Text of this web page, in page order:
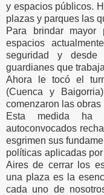
y espacios públicos.
plazas y parques las
Para brindar
espacios
seguridad y
guardianes que
Ahora le tocó el
(Cuenca y
comenzaron las
Esta medida ha
autoconvocados
esgrimen sus
políticas aplicadas
Aires de cerrar los
una plaza es la
cada uno de